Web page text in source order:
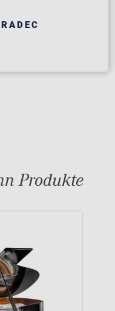
Produkte